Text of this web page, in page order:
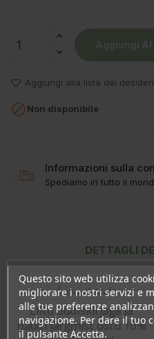
Aggiungi alla lista dei desideri
Non disponibile
Informazioni sulla
Spediamo in tutto il
DETTAGLI
Questo sito web utilizza
migliorare i nostri servizi e
alle tue preferenze
navigazione. Per dare il tuo
il pulsante Accetta.
Ära veel lahku!
Liitu uudiskirjaga ja
naudi järgmist ostu 10%